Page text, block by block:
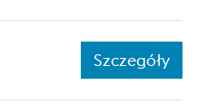
Szczegóły